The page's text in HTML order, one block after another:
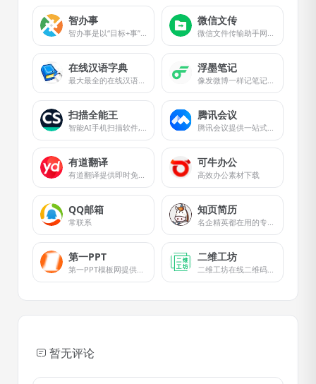
智办事
智办事是以“目标+事”为中心的企业数字化管理工具
微信文传
微信文件传输助手网页版
在线汉语字典
最大最全的在线汉语字典
浮墨笔记
像发微博一样记笔记，记录你想法的川流。全平台覆盖，还支持微信服务号输入。
扫描全能王
智能AI手机扫描软件, OCR文字识别及PDF转换工具
腾讯会议
腾讯会议提供一站式音视频会议解决方案
有道翻译
有道翻译提供即时免费的网页翻译、文档翻译、PDF翻译、DOC翻译、PPT翻译、人工翻译、同传等服务。
可牛办公
高效办公素材下载
QQ邮箱
常联系
知页简历
名企精英都在用的专业简历
第一PPT
第一PPT模板网提供各类PPT模板免费下载
二维工坊
二维工坊在线二维码生成器
暂无评论